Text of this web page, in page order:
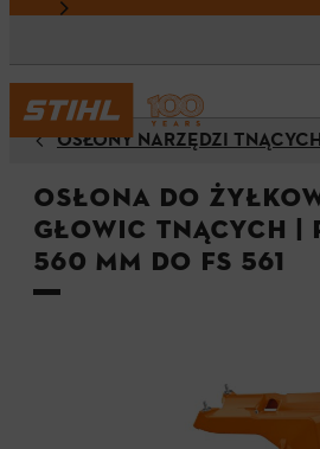
OSŁONY NARZĘDZI
Osłona do
głowic tnących |
560 mm do FS 561